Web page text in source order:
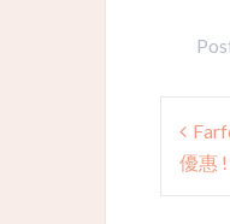
Post
優惠 !